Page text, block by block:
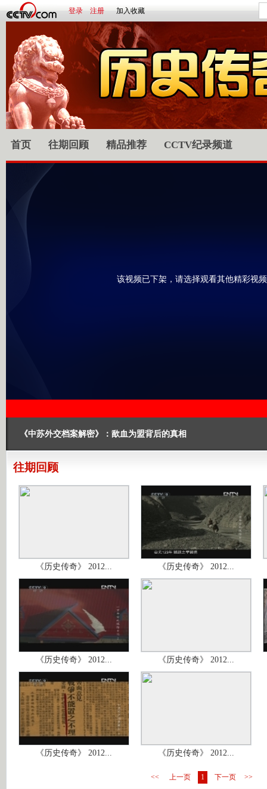
登录 注册 加入收藏
首页 往期回顾 精品推荐 CCTV纪录频道
《中苏外交档案解密》：歃血为盟背后的真相
该视频已下架，请选择观看其他精彩视
往期回顾
《历史传奇》 2012... 《历史传奇》 2012...
《历史传奇》 2012... 《历史传奇》 2012...
《历史传奇》 2012... 《历史传奇》 2012...
<< 上一页 1 下一页 >>